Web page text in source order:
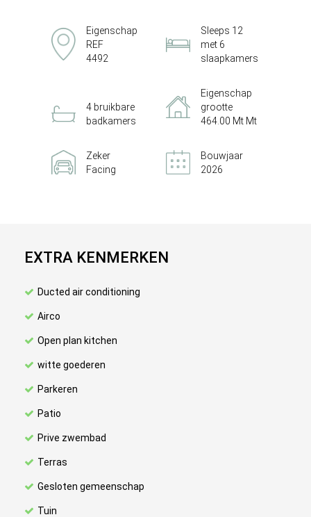
Eigenschap
REF
4492
Sleeps 12
met 6
slaapkamers
4 bruikbare
badkamers
Eigenschap
grootte
464.00 Mt Mt
Zeker
Facing
Bouwjaar
2026
EXTRA KENMERKEN
Ducted air conditioning
Airco
Open plan kitchen
witte goederen
Parkeren
Patio
Prive zwembad
Terras
Gesloten gemeenschap
Tuin